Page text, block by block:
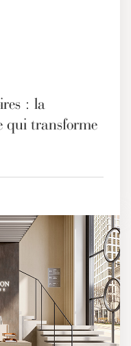
: la
qui transforme